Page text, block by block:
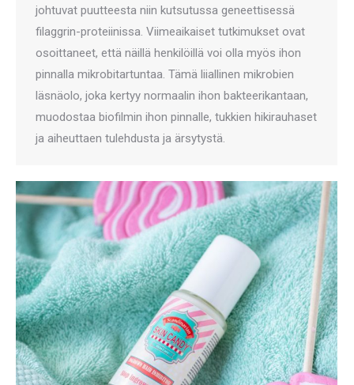
johtuvat puutteesta niin kutsutussa geneettisessä
filaggrin-proteiinissa. Viimeaikaiset tutkimukset ovat
osoittaneet, että näillä henkilöillä voi olla myös ihon
pinnalla mikrobitartuntaa. Tämä liiallinen mikrobien
läsnäolo, joka kertyy normaalin ihon bakteerikantaan,
muodostaa biofilmin ihon pinnalle, tukkien hikirauhaset
ja aiheuttaen tulehdusta ja ärsytystä.